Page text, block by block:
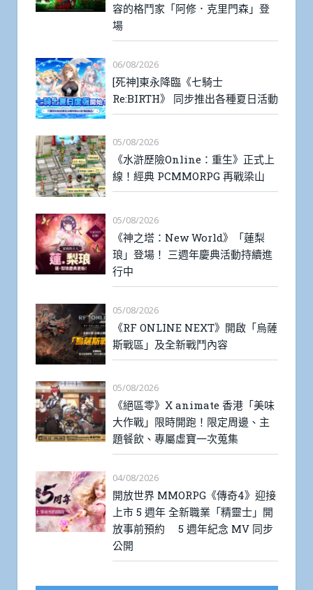
容的格鬥家「阿修．克里門森」登
場
06/08/2026
[死神]東永降臨《七騎士
Re:BIRTH》 同步推出各種夏日活動
05/08/2026
《水滸歷險Online：重生》正式上
線！經典 PCMMORPG 再戰梁山
05/08/2026
《神之塔：New World》「蓮梨
琅」登場！ 三週年慶典活動持續進
行中
05/08/2026
《RF ONLINE NEXT》開啟「烏薩
斯戰區」及全新戰鬥內容
05/08/2026
《絕區零》X animate 香港「美味
大作戰」限時開跑！限定周邊、主
題餐飲、專屬虛寶一次蒐集
04/08/2026
開放世界 MMORPG《傳奇4》迎接
上市 5 週年 全新職業「精靈士」開
放事前預約 5 週年紀念 MV 同步
公開